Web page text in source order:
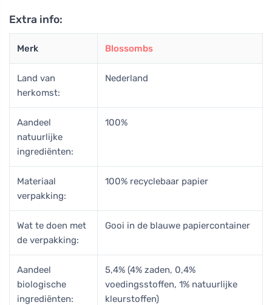
Extra info:
Merk Blossombs
Land van
herkomst:
Nederland
Aandeel
natuurlijke
ingrediënten:
100%
Materiaal
verpakking:
100% recyclebaar papier
Wat te doen met
de verpakking:
Gooi in de blauwe papiercontainer
Aandeel
biologische
ingrediënten:
5,4% (4% zaden, 0,4%
voedingsstoffen, 1% natuurlijke
kleurstoffen)